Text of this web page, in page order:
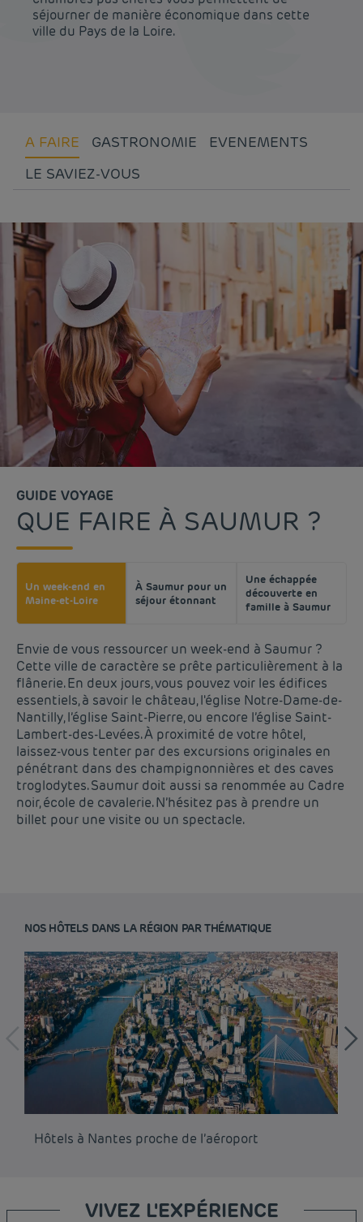
séjourner de manière économique dans cette
ville du Pays de la Loire.
A FAIRE GASTRONOMIE
EVENEMENTS
LE SAVIEZ-VOUS
GUIDE VOYAGE
QUE FAIRE À SAUMUR ?
Un week-end en
Maine-et-Loire
À Saumur pour un
séjour étonnant
Une échappée
découverte en
famille à Saumur
Envie de vous ressourcer un week-end à Saumur ?
Cette ville de caractère se prête particulièrement à la
flânerie. En deux jours, vous pouvez voir les édifices
essentiels, à savoir le château, l'église Notre-Dame-de-
Nantilly, l’église Saint-Pierre, ou encore l’église Saint-
Lambert-des-Levées. À proximité de votre hôtel,
laissez-vous tenter par des excursions originales en
pénétrant dans des champignonnières et des caves
troglodytes. Saumur doit aussi sa renommée au Cadre
noir, école de cavalerie. N’hésitez pas à prendre un
billet pour une visite ou un spectacle.
NOS HÔTELS DANS LA RÉGION PAR THÉMATIQUE
Hôtels à Nantes proche de l’aéroport
VIVEZ L'EXPÉRIENCE